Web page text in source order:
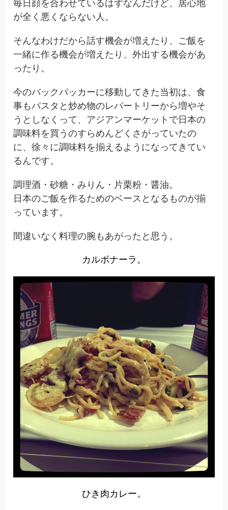
毎日顔を合わせているはずなんだけど、居心地
が全く悪くならない人。
そんなわけだから話す機会が増えたり、ご飯を
一緒に作る機会が増えたり、外出する機会があ
ったり。
今のバックパッカーに移動してきた当初は、食
事もパスタと炒め物のレパートリーから増やそ
うとしなくって、アジアンマーケットで日本の
調味料を買うのすらめんどくさがっていたの
に、徐々に調味料を揃えるようになってきてい
るんです。
調理酒・砂糖・みりん・片栗粉・醤油。
日本のご飯を作るためのベースとなるものが揃
っています。
間違いなく料理の腕もあがったと思う。
カルボナーラ。
ひき肉カレー。